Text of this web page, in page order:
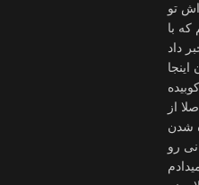
تو
که با
خبر داد
از
شدن
رو